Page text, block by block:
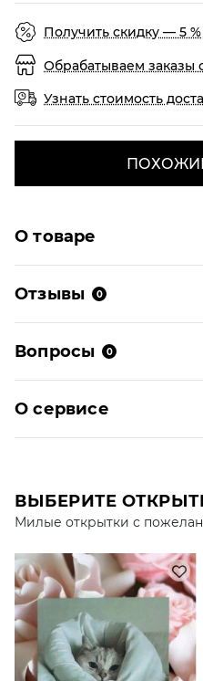
Получить скидку — 5 %
Обрабатываем заказы
Узнать стоимость
О товаре
Отзывы 0
Вопросы 0
О сервисе
ВЫБЕРИТЕ
Милые открытки с